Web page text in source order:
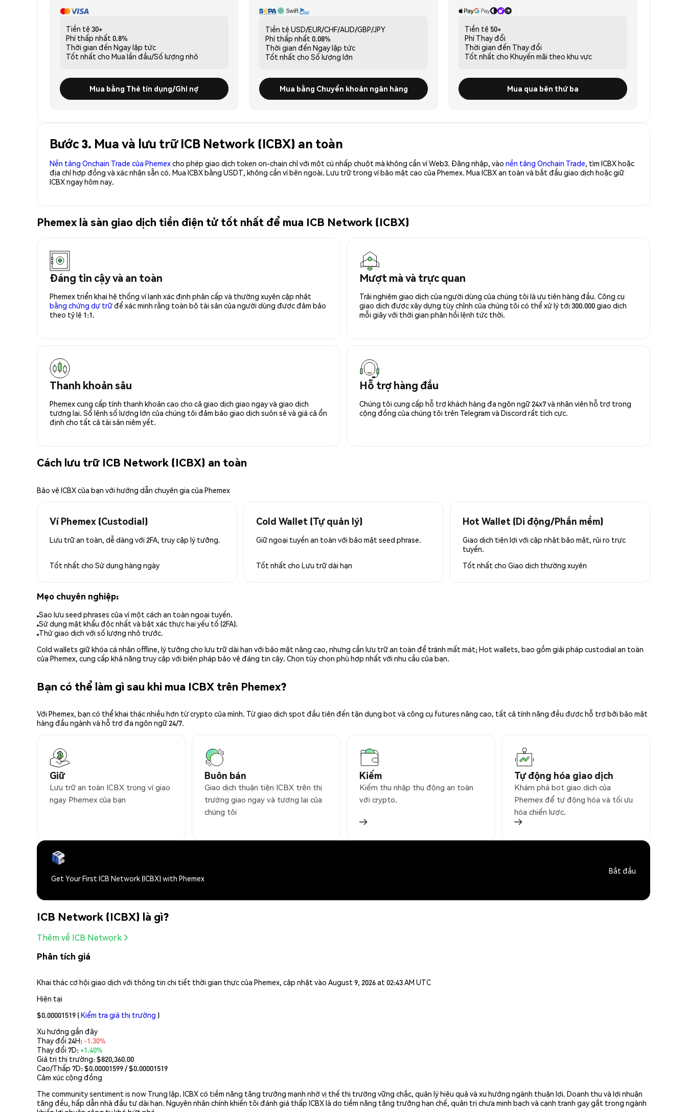
Tiền tệ 30+
Phí thấp nhất 0.8%
Thời gian đến Ngay lập tức
Tốt nhất cho Mua lần đầu/Số lượng nhỏ
Mua bằng Thẻ tín dụng/Ghi nợ
Tiền tệ USD/EUR/CHF/AUD/GBP/JPY
Phí thấp nhất 0.08%
Thời gian đến Ngay lập tức
Tốt nhất cho Số lượng lớn
Mua bằng Chuyển khoản ngân hàng
Tiền tệ 50+
Phí Thay đổi
Thời gian đến Thay đổi
Tốt nhất cho Khuyến mãi theo khu vực
Mua qua bên thứ ba
Bước 3. Mua và lưu trữ ICB Network (ICBX) an toàn
Nền tảng Onchain Trade của Phemexcho phép giao dịch token on-chain chỉ với một cú nhấp chuột mà không cần ví Web3. Đăng nhập, vào nền tảng Onchain Trade, tìm ICBX hoặc
địa chỉ hợp đồng và xác nhận sẵn có. Mua ICBX bằng USDT, không cần ví bên ngoài. Lưu trữ trong ví bảo mật cao của Phemex. Mua ICBX an toàn và bắt đầu giao dịch hoặc giữ
ICBX ngay hôm nay.
Phemex là sàn giao dịch tiền điện tử tốt nhất để mua ICB Network (ICBX)
Đáng tin cậy và an toàn
Phemex triển khai hệ thống ví lạnh xác định phân cấp và thường xuyên cập nhật
bằng chứng dự trữđể xác minh rằng toàn bộ tài sản của người dùng được đảm bảo
theo tỷ lệ 1:1.
Mượt mà và trực quan
Trải nghiệm giao dịch của người dùng của chúng tôi là ưu tiên hàng đầu. Công cụ
giao dịch được xây dựng tùy chỉnh của chúng tôi có thể xử lý tới 300.000 giao dịch
mỗi giây với thời gian phản hồi lệnh tức thời.
Thanh khoản sâu
Phemex cung cấp tính thanh khoản cao cho cả giao dịch giao ngay và giao dịch
tương lai. Sổ lệnh số lượng lớn của chúng tôi đảm bảo giao dịch suôn sẻ và giá cả ổn
định cho tất cả tài sản niêm yết.
Hỗ trợ hàng đầu
Chúng tôi cung cấp hỗ trợ khách hàng đa ngôn ngữ 24x7 và nhân viên hỗ trợ trong
cộng đồng của chúng tôi trên Telegram và Discord rất tích cực.
Cách lưu trữ ICB Network (ICBX) an toàn
Bảo vệ ICBX của bạn với hướng dẫn chuyên gia của Phemex
Ví Phemex (Custodial)
Lưu trữ an toàn, dễ dàng với 2FA, truy cập lý tưởng.
Tốt nhất cho Sử dụng hàng ngày
Cold Wallet (Tự quản lý)
Giữ ngoại tuyến an toàn với bảo mật seed phrase.
Tốt nhất cho Lưu trữ dài hạn
Hot Wallet (Di động/Phần mềm)
Giao dịch tiện lợi với cập nhật bảo mật, rủi ro trực
tuyến.
Tốt nhất cho Giao dịch thường xuyên
Mẹo chuyên nghiệp:
Sao lưu seed phrases của ví một cách an toàn ngoại tuyến.
Sử dụng mật khẩu độc nhất và bật xác thực hai yếu tố (2FA).
Thử giao dịch với số lượng nhỏ trước.
Cold wallets giữ khóa cá nhân offline, lý tưởng cho lưu trữ dài hạn với bảo mật nâng cao, nhưng cần lưu trữ an toàn để tránh mất mát; Hot wallets, bao gồm giải pháp custodial an toàn
của Phemex, cung cấp khả năng truy cập với biện pháp bảo vệ đáng tin cậy. Chọn tùy chọn phù hợp nhất với nhu cầu của bạn.
Bạn có thể làm gì sau khi mua ICBX trên Phemex?
Với Phemex, bạn có thể khai thác nhiều hơn từ crypto của mình. Từ giao dịch spot đầu tiên đến tận dụng bot và công cụ futures nâng cao, tất cả tính năng đều được hỗ trợ bởi bảo mật
hàng đầu ngành và hỗ trợ đa ngôn ngữ 24/7.
Giữ
Lưu trữ an toàn ICBX trong ví giao
ngay Phemex của bạn
Buôn bán
Giao dịch thuận tiện ICBX trên thị
trường giao ngay và tương lai của
chúng tôi
Kiếm
Kiếm thu nhập thụ động an toàn
với crypto.
Tự động hóa giao dịch
Khám phá bot giao dịch của
Phemex để tự động hóa và tối ưu
hóa chiến lược.
Get Your First ICB Network (ICBX) with Phemex
Bắt đầu
ICB Network (ICBX) là gì?
Thêm về ICB Network
Phân tích giá
Khai thác cơ hội giao dịch với thông tin chi tiết thời gian thực của Phemex, cập nhật vào August 9, 2026 at 02:43 AM UTC
Hiện tại
$0.00001519 (Kiểm tra giá thị trường )
Xu hướng gần đây
Thay đổi 24H: -1.30%
Thay đổi 7D:+1.40%
Giá trị thị trường:$820,360.00
Cao/Thấp 7D: $0.00001599/ $0.00001519
Cảm xúc cộng đồng
The community sentiment is now Trung lập. ICBX có tiềm năng tăng trưởng mạnh nhờ vị thế thị trường vững chắc, quản lý hiệu quả và xu hướng ngành thuận lợi. Doanh thu và lợi nhuận
tăng đều, hấp dẫn nhà đầu tư dài hạn. Nguyên nhân chính khiến tôi đánh giá thấp ICBX là do tiềm năng tăng trưởng hạn chế, quản trị chưa minh bạch và cạnh tranh gay gắt trong ngành